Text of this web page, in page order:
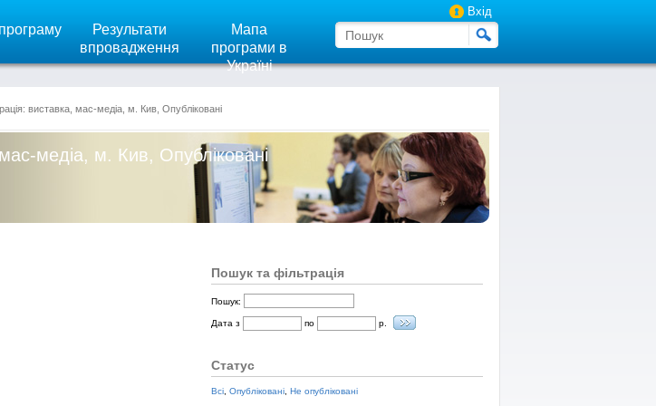
Вхід
Результати
впровадження
Мапа
програми в
Україні
виставка, мас-медіа, м. Кив, Опубліковані
медіа, м. Кив, Опубліковані
Пошук та фільтрація
Пошук:
Дата з по р.
Статус
Всі Опубліковані Не опубліковані